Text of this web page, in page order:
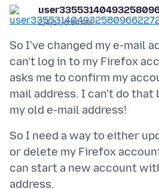
2/4/17, 8:04 AM
So I've changed my e-mail
can't log in to my Firefox
asks me to confirm my
mail address. I can't do that
So I need a way to either
or delete my Firefox
can start a new account